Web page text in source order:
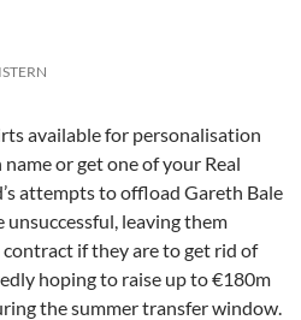
ISTERN
available for personalisation
or get one of your Real
attempts to offload Gareth Bale
leaving them
if they are to get rid of
hoping to raise up to €180m
the summer transfer window.